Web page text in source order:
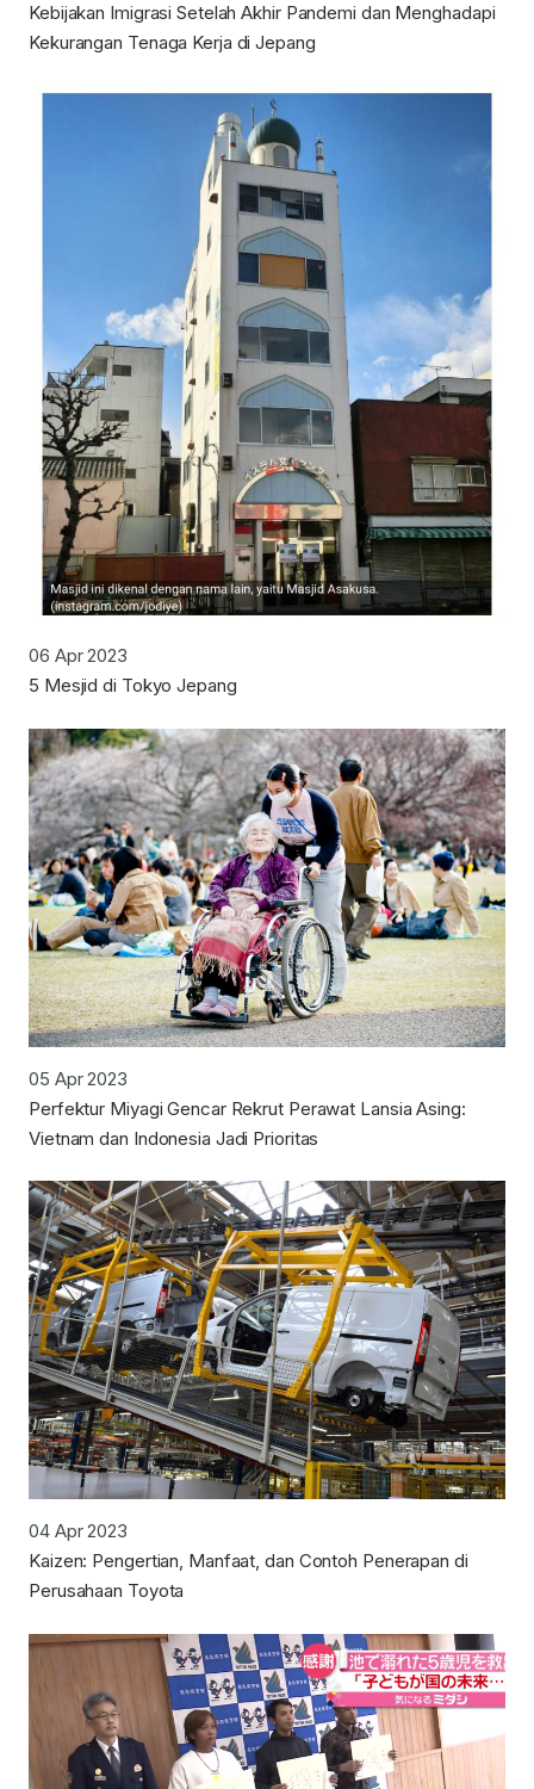
Kebijakan Imigrasi Setelah Akhir Pandemi dan Menghadapi
Kekurangan Tenaga Kerja di Jepang
06 Apr 2023
5 Mesjid di Tokyo Jepang
05 Apr 2023
Perfektur Miyagi Gencar Rekrut Perawat Lansia Asing:
Vietnam dan Indonesia Jadi Prioritas
04 Apr 2023
Kaizen: Pengertian, Manfaat, dan Contoh Penerapan di
Perusahaan Toyota